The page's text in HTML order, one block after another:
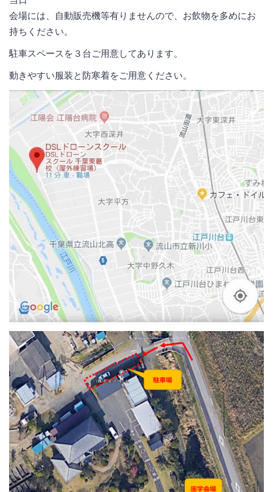
会場には、自動販売機等有りませんので、お飲物を多めにお
持ちください。
駐車スペースを３台ご用意してあります。
動きやすい服装と防寒着をご用意ください。